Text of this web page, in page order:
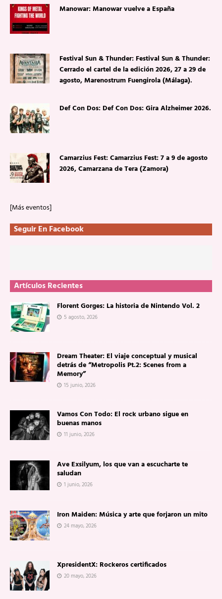
Manowar: Manowar vuelve a España
Festival Sun & Thunder: Festival Sun & Thunder:
Cerrado el cartel de la edición 2026, 27 a 29 de
agosto, Marenostrum Fuengirola (Málaga).
Def Con Dos: Def Con Dos: Gira Alzheimer 2026.
Camarzius Fest: Camarzius Fest: 7 a 9 de agosto
2026, Camarzana de Tera (Zamora)
[Más eventos]
Seguir En Facebook
Artículos Recientes
Florent Gorges: La historia de Nintendo Vol. 2
5 agosto, 2026
Dream Theater: El viaje conceptual y musical
detrás de “Metropolis Pt.2: Scenes from a
Memory”
15 junio, 2026
Vamos Con Todo: El rock urbano sigue en
buenas manos
11 junio, 2026
Ave Exsilyum, los que van a escucharte te
saludan
1 junio, 2026
Iron Maiden: Música y arte que forjaron un mito
24 mayo, 2026
XpresidentX: Rockeros certificados
20 mayo, 2026